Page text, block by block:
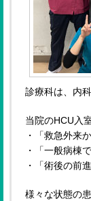
診療科は、内
当院のHCU入
・「救急外来
・「一般病棟
・「術後の前
様々な状態の